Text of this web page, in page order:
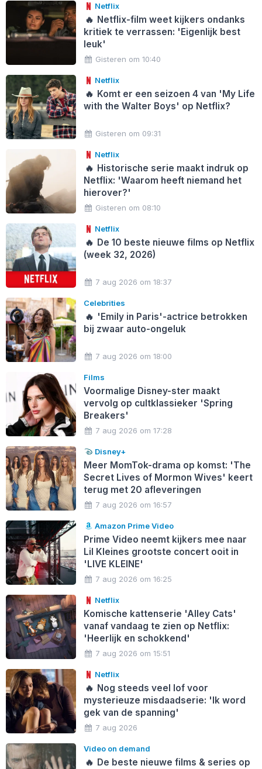
Netflix
🔥 Netflix-film weet kijkers ondanks
kritiek te verrassen: 'Eigenlijk best
leuk'
Gisteren om 10:40
Netflix
🔥 Komt er een seizoen 4 van 'My Life
with the Walter Boys' op Netflix?
Gisteren om 09:31
Netflix
🔥 Historische serie maakt indruk op
Netflix: 'Waarom heeft niemand het
hierover?'
Gisteren om 08:10
Netflix
🔥 De 10 beste nieuwe films op Netflix
(week 32, 2026)
7 aug 2026 om 18:37
Celebrities
🔥 'Emily in Paris'-actrice betrokken
bij zwaar auto-ongeluk
7 aug 2026 om 18:00
Films
Voormalige Disney-ster maakt
vervolg op cultklassieker 'Spring
Breakers'
7 aug 2026 om 17:28
Disney+
Meer MomTok-drama op komst: 'The
Secret Lives of Mormon Wives' keert
terug met 20 afleveringen
7 aug 2026 om 16:57
Amazon Prime Video
Prime Video neemt kijkers mee naar
Lil Kleines grootste concert ooit in
'LIVE KLEINE'
7 aug 2026 om 16:25
Netflix
Komische kattenserie 'Alley Cats'
vanaf vandaag te zien op Netflix:
'Heerlijk en schokkend'
7 aug 2026 om 15:51
Netflix
🔥 Nog steeds veel lof voor
mysterieuze misdaadserie: 'Ik word
gek van de spanning'
7 aug 2026
Video on demand
🔥 De beste nieuwe films & series op